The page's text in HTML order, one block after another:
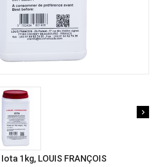

1kg, LOUIS FRANÇOIS